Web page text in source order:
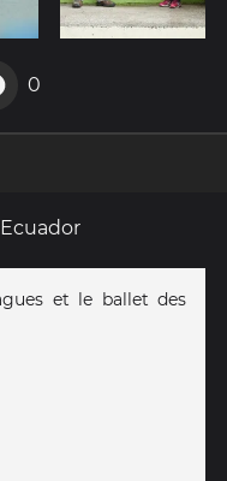
0
et le ballet des